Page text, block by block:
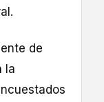
de
la